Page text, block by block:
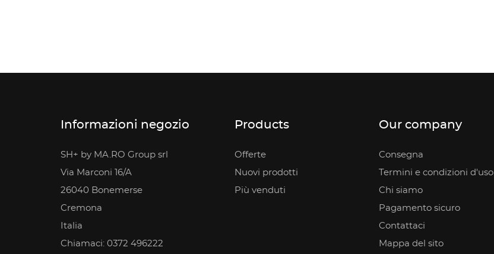
Informazioni negozio
SH+ by MA.RO Group srl
Via Marconi 16/A
26040 Bonemerse
Cremona
Italia
Chiamaci: 0372 496222
Products
Offerte
Nuovi prodotti
Più venduti
Our company
Consegna
Termini e condizioni d'uso
Chi siamo
Pagamento sicuro
Contattaci
Mappa del sito